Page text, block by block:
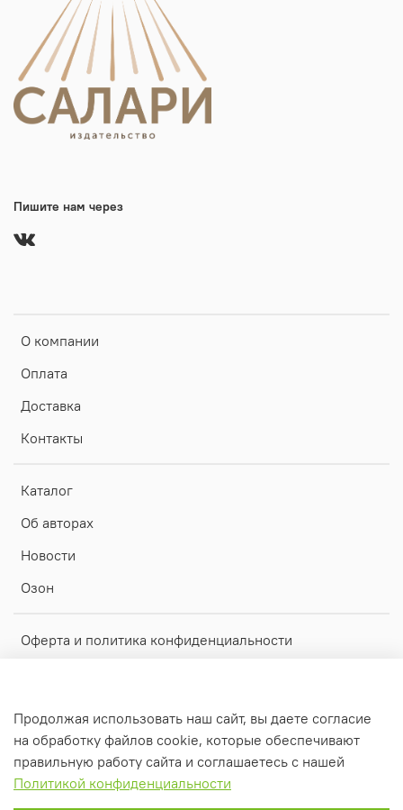
О компании
Оплата
Доставка
Контакты
Каталог
Об авторах
Новости
Озон
Оферта и политика конфиденциальности
Рекламный проспект для скачивания
Пишите нам через
Продолжая использовать наш сайт, вы даете согласие
на обработку файлов cookie, которые обеспечивают
правильную работу сайта и соглашаетесь с нашей
Политикой конфиденциальности